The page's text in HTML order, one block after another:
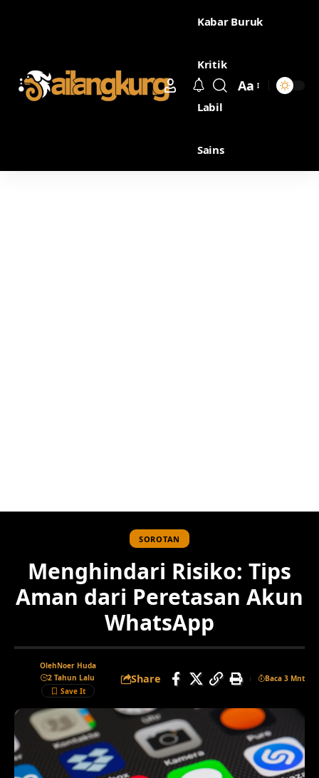
Kabar Buruk
Kritik
Labil
Sains
Aa
SOROTAN
Menghindari Risiko: Tips
Aman dari Peretasan Akun
WhatsApp
OlehNoer Huda
2 Tahun Lalu
Share Baca 3 Mnt